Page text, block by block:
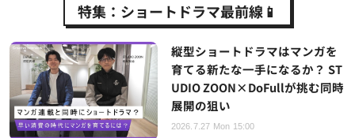
特集：ショートドラマ最前線📱
縦型ショートドラマはマンガを
育てる新たな一手になるか？ ST
UDIO ZOON×DoFullが挑む同時
展開の狙い
2026.7.27 Mon 15:00